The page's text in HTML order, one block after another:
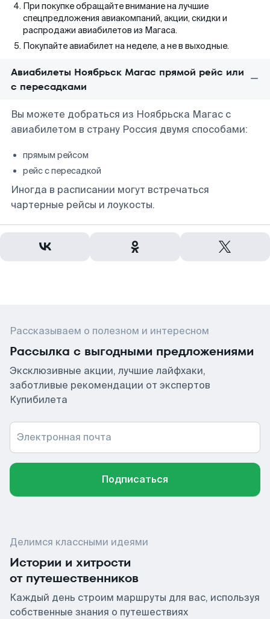
При покупке обращайте внимание на лучшие
спецпредложения авиакомпаний, акции, скидки и
распродажи авиабилетов из Магаса.
Покупайте авиабилет на неделе, а не в выходные.
Авиабилеты Ноябрьск Магас прямой рейс или
с пересадками
Вы можете добраться из Ноябрьска Магас с
авиабилетом в страну Россия двумя способами:
прямым рейсом
рейс с пересадкой
Иногда в расписании могут встречаться
чартерные рейсы и лоукосты.
Рассказываем о полезном и интересном
Рассылка с выгодными предложениями
Эксклюзивные акции, лучшие лайфхаки,
заботливые рекомендации от экспертов
Купибилета
Электронная почта
Подписаться
Делимся классными идеями
Истории и хитрости
от путешественников
Каждый день строим маршруты для вас, используя
собственные знания о путешествиях